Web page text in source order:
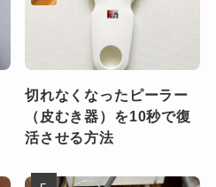
切れなくなったピーラー
（皮むき器）を10秒で復
活させる方法